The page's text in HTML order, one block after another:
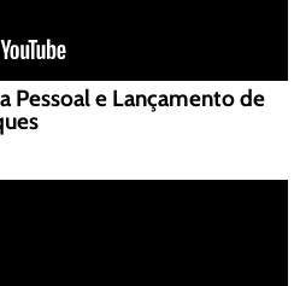
Pessoal e Lançamento de